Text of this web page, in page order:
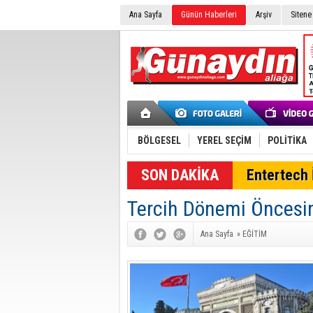
Ana Sayfa Günün Haberleri Arşiv
BÖLGESEL YEREL SEÇİM POLİTİKA
SON DAKİKA Entertech
Tercih Dönemi
Ana Sayfa » EĞİTİM